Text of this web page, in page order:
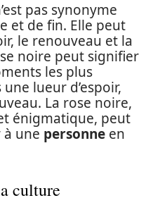
pas synonyme
et de fin. Elle peut
le renouveau et la
noire peut signifier
les plus
lueur d’espoir,
La rose noire,
énigmatique, peut
à une personne en
culture